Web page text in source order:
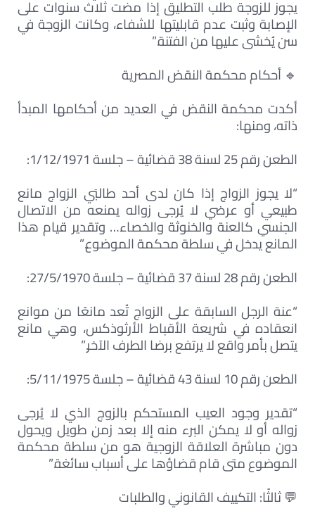
يجوز للزوجة طلب التطليق إذا مضت ثلاث سنوات على
الإصابة وثبت عدم قابليتها للشفاء، وكانت الزوجة في
سن يُخشى عليها من الفتنة.”
🔹 أحكام محكمة النقض المصرية
أكدت محكمة النقض في العديد من أحكامها المبدأ
ذاته، ومنها:
الطعن رقم 25 لسنة 38 قضائية – جلسة 1/12/1971:
“لا يجوز الزواج إذا كان لدى أحد طالبَي الزواج مانع
طبيعي أو عرضي لا يُرجى زواله يمنعه من الاتصال
الجنسي كالعنة والخنوثة والخصاء… وتقدير قيام هذا
المانع يدخل في سلطة محكمة الموضوع.”
الطعن رقم 28 لسنة 37 قضائية – جلسة 27/5/1970:
“عنة الرجل السابقة على الزواج تُعد مانعًا من موانع
انعقاده في شريعة الأقباط الأرثوذكس، وهي مانع
يتصل بأمر واقع لا يرتفع برضا الطرف الآخر.”
الطعن رقم 10 لسنة 43 قضائية – جلسة 5/11/1975:
“تقدير وجود العيب المستحكم بالزوج الذي لا يُرجى
زواله أو لا يمكن البرء منه إلا بعد زمن طويل ويحول
دون مباشرة العلاقة الزوجية هو من سلطة محكمة
الموضوع متى قام قضاؤها على أسباب سائغة.”
💬 ثالثًا: التكييف القانوني والطلبات